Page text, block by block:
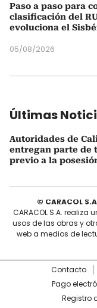
Paso a paso para
clasificación del
evoluciona el
05/08/2026
Últimas
Autoridades de
entregan parte de
previo a la
© CARACOL
CARACOL S.A.
usos de las obras y
web a medios de
Contacto
Pago
Registro